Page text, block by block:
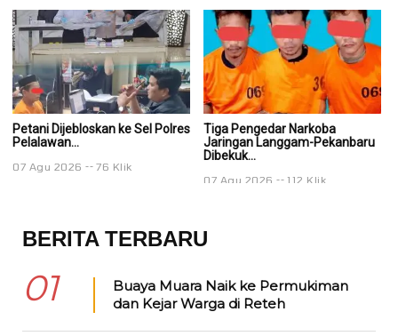
Petani Dijebloskan ke Sel Polres
Pelalawan...
07 Agu 2026 76 Klik
Tiga Pengedar Narkoba
Jaringan Langgam-Pekanbaru
Dibekuk...
07 Agu 2026 112 Klik
BERITA TERBARU
01
Buaya Muara Naik ke Permukiman
dan Kejar Warga di Reteh